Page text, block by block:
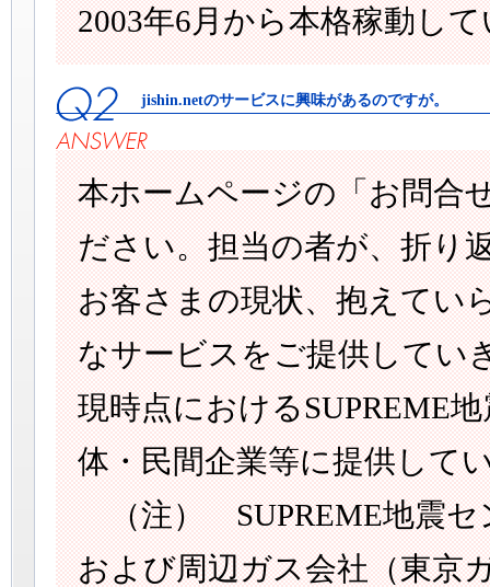
2003年6月から本格稼動し
jishin.netのサービスに興味があるのですが。
本ホームページの「お問合
ださい。担当の者が、折り
お客さまの現状、抱えてい
なサービスをご提供してい
現時点におけるSUPREME
体・民間企業等に提供して
（注） SUPREME地震セ
および周辺ガス会社（東京